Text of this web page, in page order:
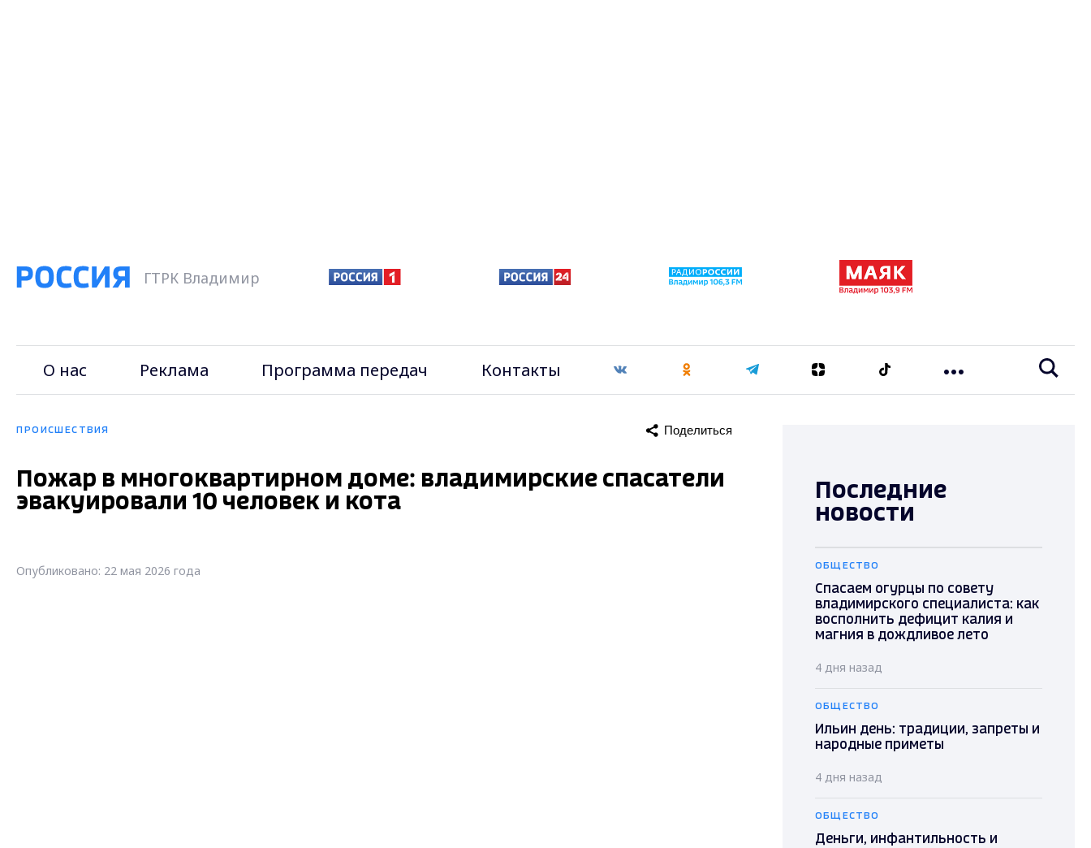
ГТРК Владимир
О нас Реклама Программа передач Контакты
ПРОИСШЕСТВИЯ Поделиться
Пожар в многоквартирном доме: владимирские спасатели
эвакуировали 10 человек и кота
Опубликовано: 22 мая 2026 года
Последние
новости
ОБЩЕСТВО
Спасаем огурцы по совету
владимирского специалиста: как
восполнить дефицит калия и
магния в дождливое лето
4 дня назад
ОБЩЕСТВО
Ильин день: традиции, запреты и
народные приметы
4 дня назад
ОБЩЕСТВО
Деньги, инфантильность и